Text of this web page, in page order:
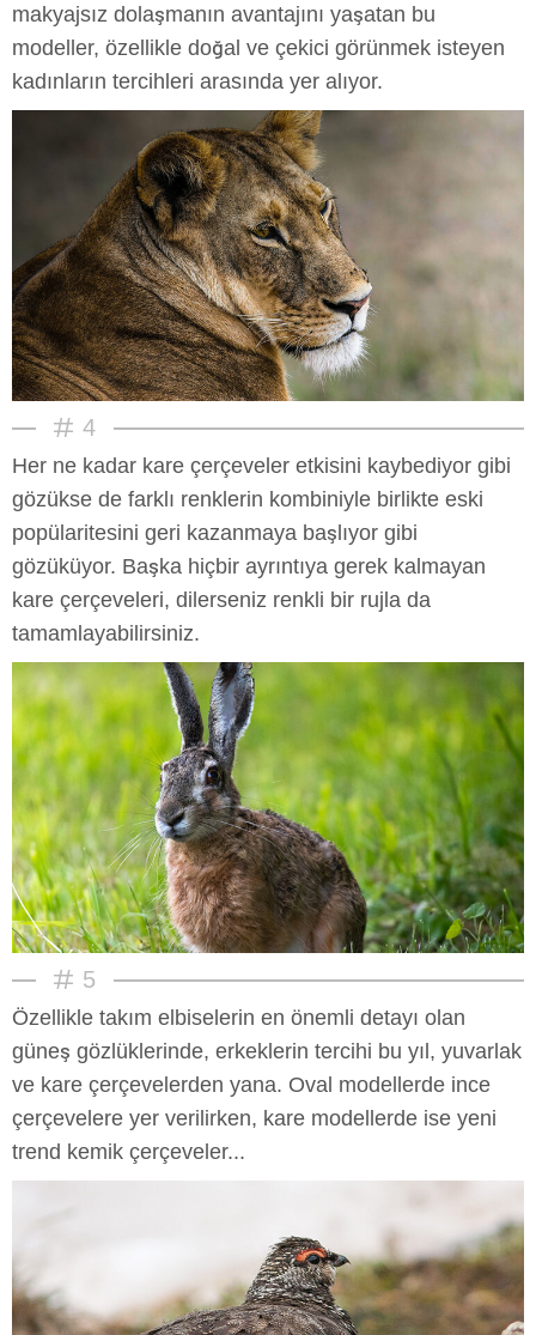
makyajsız dolaşmanın avantajını yaşatan bu
modeller, özellikle doğal ve çekici görünmek isteyen
kadınların tercihleri arasında yer alıyor.
4
Her ne kadar kare çerçeveler etkisini kaybediyor gibi
gözükse de farklı renklerin kombiniyle birlikte eski
popülaritesini geri kazanmaya başlıyor gibi
gözüküyor. Başka hiçbir ayrıntıya gerek kalmayan
kare çerçeveleri, dilerseniz renkli bir rujla da
tamamlayabilirsiniz.
5
Özellikle takım elbiselerin en önemli detayı olan
güneş gözlüklerinde, erkeklerin tercihi bu yıl, yuvarlak
ve kare çerçevelerden yana. Oval modellerde ince
çerçevelere yer verilirken, kare modellerde ise yeni
trend kemik çerçeveler...